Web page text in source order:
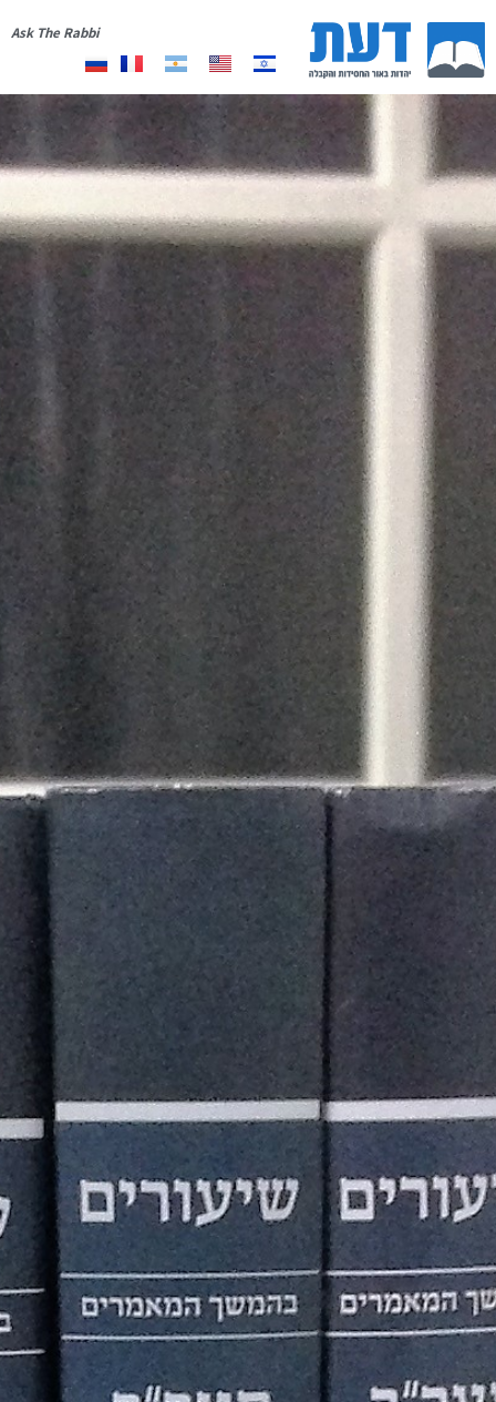
Ask The Rabbi
יצירת קשר רשימת תפוצה תרומה